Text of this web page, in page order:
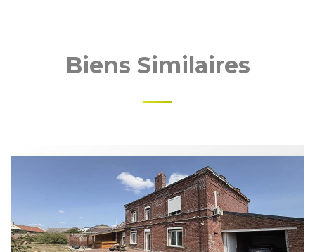
Biens Similaires